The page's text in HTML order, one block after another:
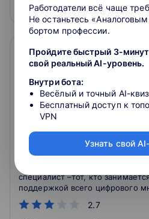
Подробнее
Английский язык в
2.7
Профессиональная
специалист –тот, кто
поддержкой всего цифрового
менеджер, программист,
редактор, тогда этот курс для
Работодатели всё чаще
Не останьтесь
бортом профессии.
Пройдите быстрый 3-
свой реальный AI-уровень.
Внутри бота:
Весёлый и точный AI-квиз
Бесплатный доступ к
VPN
Узнать свой